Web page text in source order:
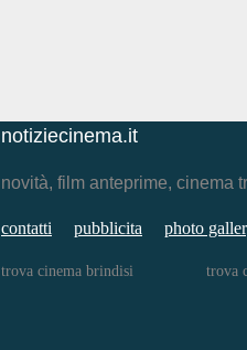
notiziecinema.it
novità, film anteprime, cinema
contatti pubblicita photo
trova cinema brindisi trova